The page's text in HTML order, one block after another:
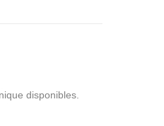
disponibles.